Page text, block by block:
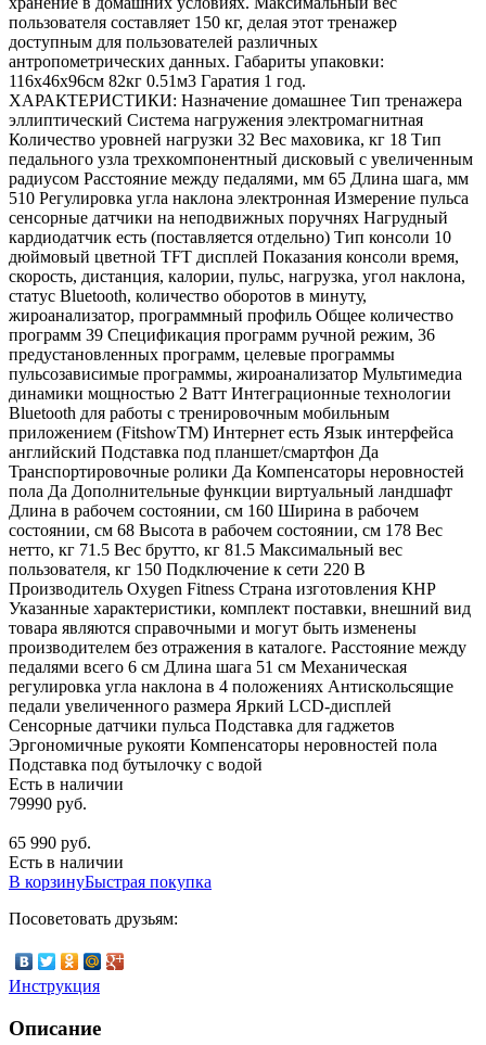
пользователя составляет 150 кг, делая этот тренажер
доступным для пользователей различных
антропометрических данных. Габариты упаковки:
116х46х96см 82кг 0.51м3 Гаратия 1 год.
ХАРАКТЕРИСТИКИ: Назначение домашнее Тип тренажера
эллиптический Система нагружения электромагнитная
Количество уровней нагрузки 32 Вес маховика, кг 18 Тип
педального узла трехкомпонентный дисковый с увеличенным
радиусом Расстояние между педалями, мм 65 Длина шага, мм
510 Регулировка угла наклона электронная Измерение пульса
сенсорные датчики на неподвижных поручнях Нагрудный
кардиодатчик есть (поставляется отдельно) Тип консоли 10
дюймовый цветной TFT дисплей Показания консоли время,
скорость, дистанция, калории, пульс, нагрузка, угол наклона,
статус Bluetooth, количество оборотов в минуту,
жироанализатор, программный профиль Общее количество
программ 39 Спецификация программ ручной режим, 36
предустановленных программ, целевые программы
пульсозависимые программы, жироанализатор Мультимедиа
динамики мощностью 2 Ватт Интеграционные технологии
Bluetooth для работы с тренировочным мобильным
приложением (FitshowTM) Интернет есть Язык интерфейса
английский Подставка под планшет/смартфон Да
Транспортировочные ролики Да Компенсаторы неровностей
пола Да Дополнительные функции виртуальный ландшафт
Длина в рабочем состоянии, см 160 Ширина в рабочем
состоянии, см 68 Высота в рабочем состоянии, см 178 Вес
нетто, кг 71.5 Вес брутто, кг 81.5 Максимальный вес
пользователя, кг 150 Подключение к сети 220 В
Производитель Oxygen Fitness Страна изготовления КНР
Указанные характеристики, комплект поставки, внешний вид
товара являются справочными и могут быть изменены
производителем без отражения в каталоге. Расстояние между
педалями всего 6 см Длина шага 51 см Механическая
регулировка угла наклона в 4 положениях Антискольсящие
педали увеличенного размера Яркий LCD-дисплей
Сенсорные датчики пульса Подставка для гаджетов
Эргономичные рукояти Компенсаторы неровностей пола
Подставка под бутылочку с водой
Есть в наличии
79990 руб.
65 990 руб.
Есть в наличии
В корзинуБыстрая покупка
Посоветовать друзьям:
Инструкция
Описание